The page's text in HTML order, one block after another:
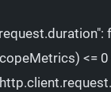
:
) <=